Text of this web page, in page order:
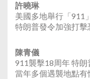
許曉琳
美國多地舉行「911
特朗普發令加強打擊
陳青儀
911襲擊18周年 特
當年多個遇襲地點有